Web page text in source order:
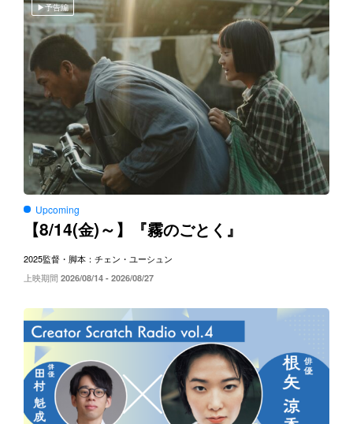
予告編
Upcoming
【8/14(金)～】『霧のごとく』
2025監督・脚本：チェン・ユーシュン
上映期間 2026/08/14 - 2026/08/27